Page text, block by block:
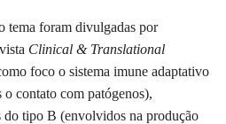
tema foram divulgadas por
Clinical & Translational
foco o sistema imune adaptativo
contato com patógenos),
tipo B (envolvidos na produção